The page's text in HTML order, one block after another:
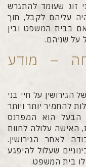
זוג שעומד להתגרש
עליהם לקבל, תוך
בבית המשפט ובין
על שניהם.
– מודע
הגירושין על חיי בני
להחמיר יותר ויותר
הוא המפרנס
האישה עלולה לחוות
לאחר הגירושין.
שעלול להיפגע
בית המשפט.